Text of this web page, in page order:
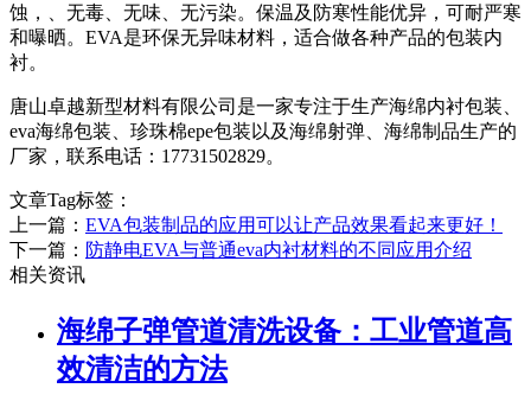
蚀，、无毒、无味、无污染。保温及防寒性能优异，可耐严寒
和曝晒。EVA是环保无异味材料，适合做各种产品的包装内
衬。
唐山卓越新型材料有限公司是一家专注于生产海绵内衬包装、
eva海绵包装、珍珠棉epe包装以及海绵射弹、海绵制品生产的
厂家，联系电话：17731502829。
文章Tag标签：
上一篇： EVA包装制品的应用可以让产品效果看起来更好！
下一篇： 防静电EVA与普通eva内衬材料的不同应用介绍
相关资讯
海绵子弹管道清洗设备：工业管道高
效清洁的方法